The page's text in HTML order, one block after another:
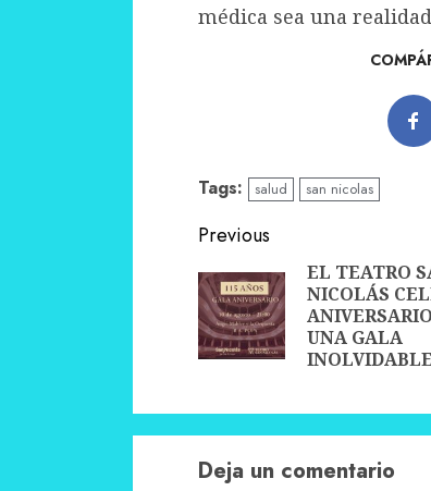
médica sea una
Tags: salud san nicolas
Continue
Reading
Previous
EL TEATRO
NICOLÁS
UNA GALA
INOLVIDABLE
Deja un comentario